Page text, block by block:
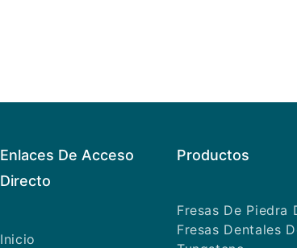
Enlaces De Acceso
Directo
Inicio
Productos
Fresas De Piedra
Fresas Dentales